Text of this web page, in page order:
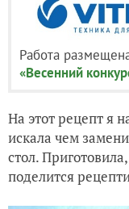
Работа
«Весенний
На этот рецепт я
искала чем
стол.
поделится